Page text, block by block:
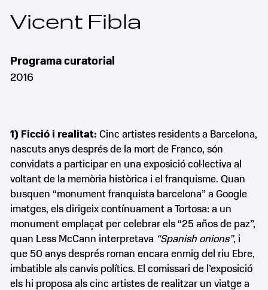
Vicent Fibla
Programa curatorial
2016
1) Ficció i realitat: Cinc artistes residents a Barcelona,
nascuts anys després de la mort de Franco, són
convidats a participar en una exposició col·lectiva al
voltant de la memòria històrica i el franquisme. Quan
busquen “monument franquista barcelona” a Google
imatges, els dirigeix contínuament a Tortosa: a un
monument emplaçat per celebrar els “25 años de paz”,
quan Less McCann interpretava “Spanish onions”, i
que 50 anys després roman encara enmig del riu Ebre,
imbatible als canvis polítics. El comissari de l’exposició
els hi proposa als cinc artistes de realitzar un viatge a